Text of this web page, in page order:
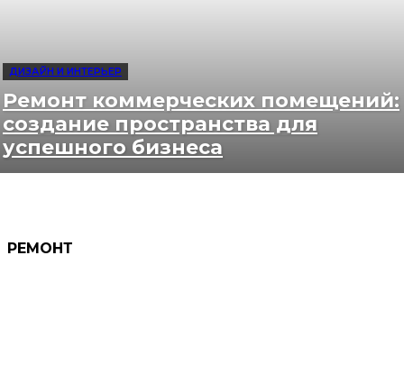
ДИЗАЙН И ИНТЕРЬЕР
Ремонт коммерческих помещений:
создание пространства для
успешного бизнеса
РЕМОНТ